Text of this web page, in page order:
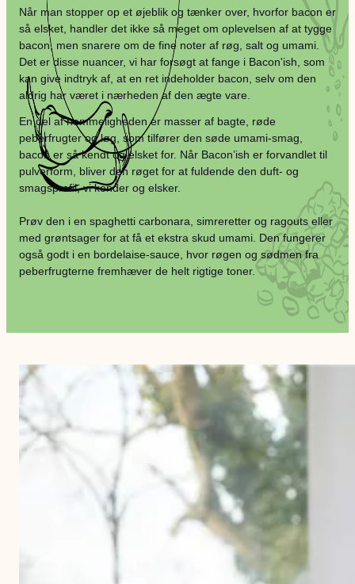
Når man stopper op et øjeblik og tænker over, hvorfor bacon er
så elsket, handler det ikke så meget om oplevelsen af at tygge
bacon, men snarere om de fine noter af røg, salt og umami.
Det er disse nuancer, vi har forsøgt at fange i Bacon'ish, som
kan give indtryk af, at en ret indeholder bacon, selv om den
aldrig har været i nærheden af den ægte vare.
En del af hemmeligheden er masser af bagte, røde
peberfrugter og løg, som tilfører den søde umami-smag,
bacon er så kendt og elsket for. Når Bacon’ish er forvandlet til
pulverform, bliver den røget for at fuldende den duft- og
smagsprofil, vi kender og elsker.
Prøv den i en spaghetti carbonara, simreretter og ragouts eller
med grøntsager for at få et ekstra skud umami. Den fungerer
også godt i en bordelaise-sauce, hvor røgen og sødmen fra
peberfrugterne fremhæver de helt rigtige toner.